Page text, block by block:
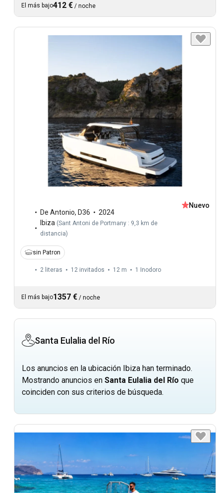
El más bajo412 € / noche
De Antonio, D36
2024
Ibiza (Sant Antoni de Portmany : 9,3 km de
distancia)
Nuevo
sin Patron
2 literas 12 invitados 12 m 1 Inodoro
El más bajo1357 € / noche
Santa Eulalia del Río
Los anuncios en la ubicación Ibiza han terminado.
Mostrando anuncios en Santa Eulalia del Río que
coinciden con sus criterios de búsqueda.